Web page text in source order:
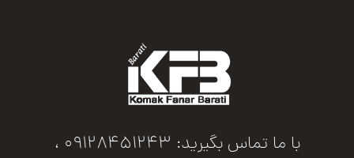
با ما تماس بگیرید: 09128451243 ،